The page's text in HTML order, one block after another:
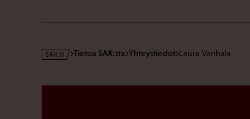
s
Tietoa SAK:sta Yhteystiedot Laura Vanhala